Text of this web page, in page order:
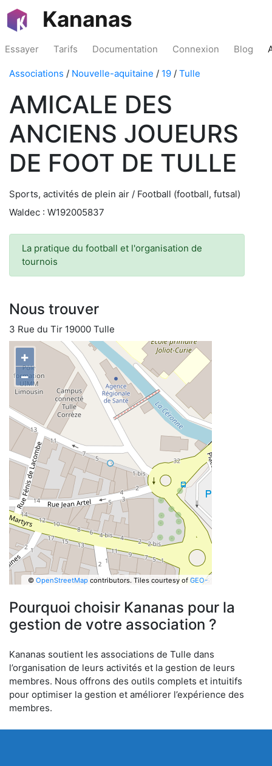
Kananas
Essayer Tarifs Documentation Connexion Blog
Associations / Nouvelle-aquitaine / 19 / Tulle
AMICALE DES
ANCIENS JOUEURS
DE FOOT DE TULLE
Sports, activités de plein air / Football (football, futsal)
Waldec : W192005837
La pratique du football et l'organisation de
tournois
Nous trouver
3 Rue du Tir 19000 Tulle
+
−
© OpenStreetMapcontributors. Tiles courtesy of GEO-
Pourquoi choisir Kananas pour la
gestion de votre association ?
Kananas soutient les associations de Tulle dans
l’organisation de leurs activités et la gestion de leurs
membres. Nous offrons des outils complets et intuitifs
pour optimiser la gestion et améliorer l’expérience des
membres.